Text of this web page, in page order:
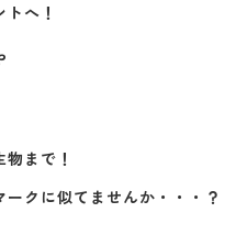
へ！
まで！
クに似てませんか・・・？